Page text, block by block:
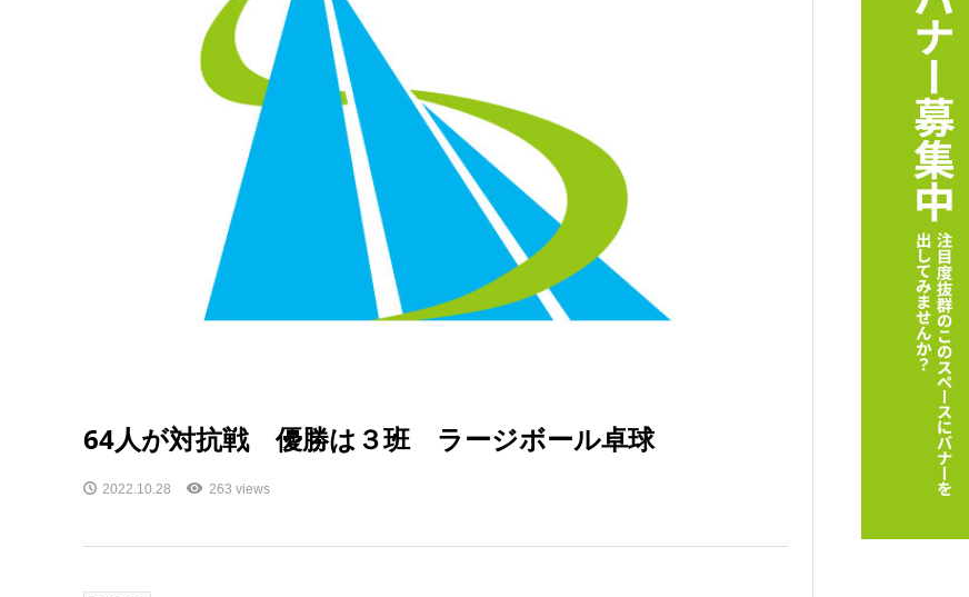
64人が対抗戦 優勝は３班 ラージボール卓球
2022.10.28 263 views